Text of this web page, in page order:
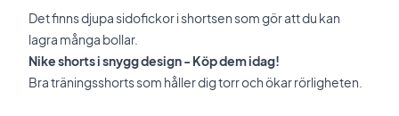
Det finns djupa sidofickor i shortsen som gör att du kan
lagra många bollar.
Nike shorts i snygg design - Köp dem idag!
Bra träningsshorts som håller dig torr och ökar rörligheten.